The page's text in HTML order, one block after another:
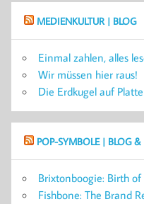
MEDIENKULTUR | BLOG
Einmal zahlen, alles
Wir müssen hier raus!
Die Erdkugel auf
POP-SYMBOLE | BLOG &
Brixtonboogie: Birth
Fishbone: The Brand